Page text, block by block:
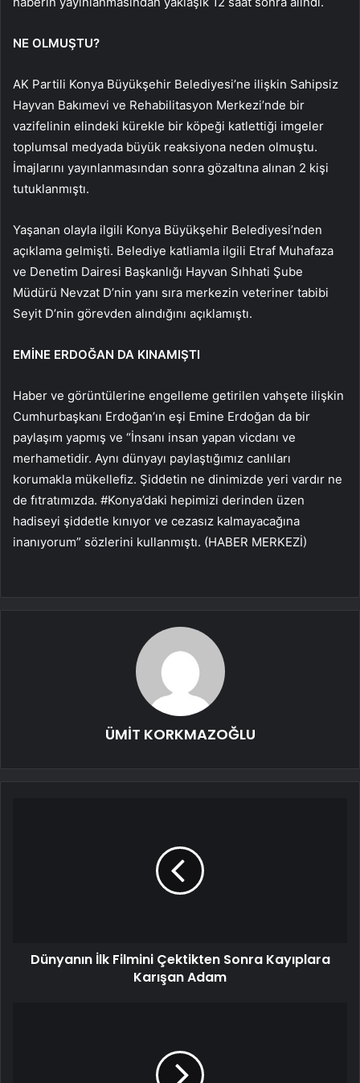
NE OLMUŞTU?
AK Partili Konya Büyükşehir Belediyesi’ne ilişkin Sahipsiz
Hayvan Bakımevi ve Rehabilitasyon Merkezi’nde bir
vazifelinin elindeki kürekle bir köpeği katlettiği imgeler
toplumsal medyada büyük reaksiyona neden olmuştu.
İmajlarını yayınlanmasından sonra gözaltına alınan 2 kişi
tutuklanmıştı.
Yaşanan olayla ilgili Konya Büyükşehir Belediyesi’nden
açıklama gelmişti. Belediye katliamla ilgili Etraf Muhafaza
ve Denetim Dairesi Başkanlığı Hayvan Sıhhati Şube
Müdürü Nevzat D’nin yanı sıra merkezin veteriner tabibi
Seyit D’nin görevden alındığını açıklamıştı.
EMİNE ERDOĞAN DA KINAMIŞTI
Haber ve görüntülerine engelleme getirilen vahşete ilişkin
Cumhurbaşkanı Erdoğan’ın eşi Emine Erdoğan da bir
paylaşım yapmış ve “İnsanı insan yapan vicdanı ve
merhametidir. Aynı dünyayı paylaştığımız canlıları
korumakla mükellefiz. Şiddetin ne dinimizde yeri vardır ne
de fıtratımızda. #Konya’daki hepimizi derinden üzen
hadiseyi şiddetle kınıyor ve cezasız kalmayacağına
inanıyorum” sözlerini kullanmıştı. (HABER MERKEZİ)
ÜMİT KORKMAZOĞLU
Dünyanın İlk Filmini Çektikten Sonra Kayıplara
Karışan Adam